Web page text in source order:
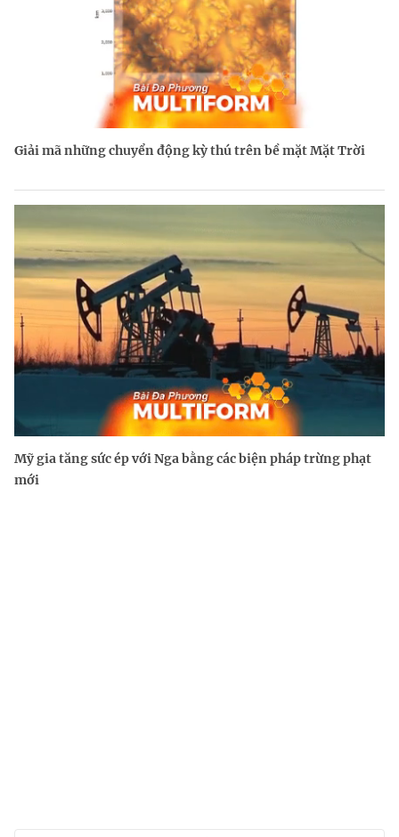
Giải mã những chuyển động kỳ thú trên bề mặt Mặt Trời
Mỹ gia tăng sức ép với Nga bằng các biện pháp trừng phạt
mới